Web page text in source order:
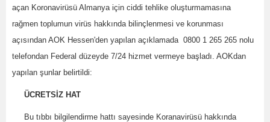
açan Koronavirüsü Almanya için ciddi tehlike oluşturmamasına
rağmen toplumun virüs hakkında bilinçlenmesi ve korunması
açısından AOK Hessen'den yapılan açıklamada 0800 1 265 265 nolu
telefondan Federal düzeyde 7/24 hizmet vermeye başladı. AOKdan
yapılan şunlar belirtildi:
ÜCRETSİZ HAT
 Bu tıbbı bilgilendirme hattı sayesinde Koranavirüsü hakkında